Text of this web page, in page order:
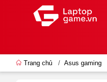
Trang chủ / Asus gaming